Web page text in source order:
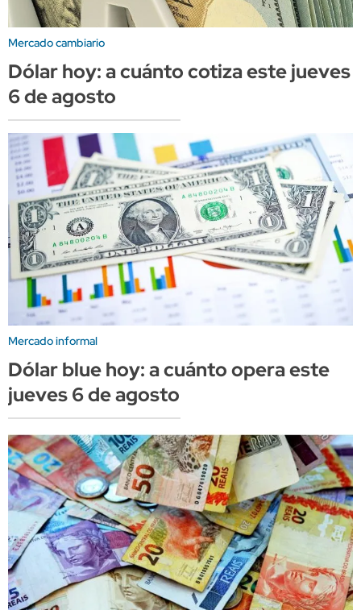
Mercado cambiario
Dólar hoy: a cuánto cotiza este jueves
6 de agosto
Mercado informal
Dólar blue hoy: a cuánto opera este
jueves 6 de agosto